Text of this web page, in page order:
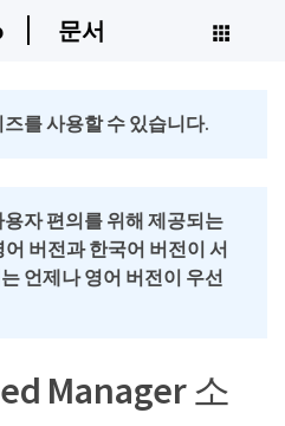
문서
를 사용할 수 있습니다.
자 편의를 위해 제공되는
버전과 한국어 버전이 서
언제나 영어 버전이 우선
Manager 소